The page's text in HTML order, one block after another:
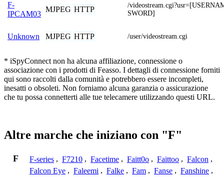
F-
IPCAM03
MJPEG HTTP
/
SWORD]
Unknown MJPEG HTTP /user/videostream.cgi
* iSpyConnect non ha alcuna affiliazione, connessione o
associazione con i prodotti di Feasso. I dettagli di connessione forniti
qui sono raccolti dalla comunità e potrebbero essere incompleti,
inesatti o obsoleti. Non forniamo alcuna garanzia o assicurazione
che tu possa connetterti alle tue telecamere utilizzando questi URL.
Altre marche che iniziano con "F"
F F-series , F7210 , Facetime , Faitt0o , Faittoo , Falcon ,
Falcon Eye , Faleemi , Falke , Fam , Fanse , Fanshine ,